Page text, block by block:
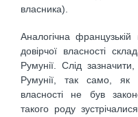
власника).
Аналогічна
довірчої власності
Румунії. Слід
Румунії, так само, як
власності не був
такого роду